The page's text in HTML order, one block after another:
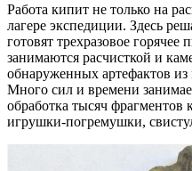
Работа кипит не только на
лагере экспедиции. Здесь
готовят трехразовое горячее
занимаются расчисткой и
обнаруженных артефактов из
Много сил и времени
обработка тысяч
игрушки-погремушки,